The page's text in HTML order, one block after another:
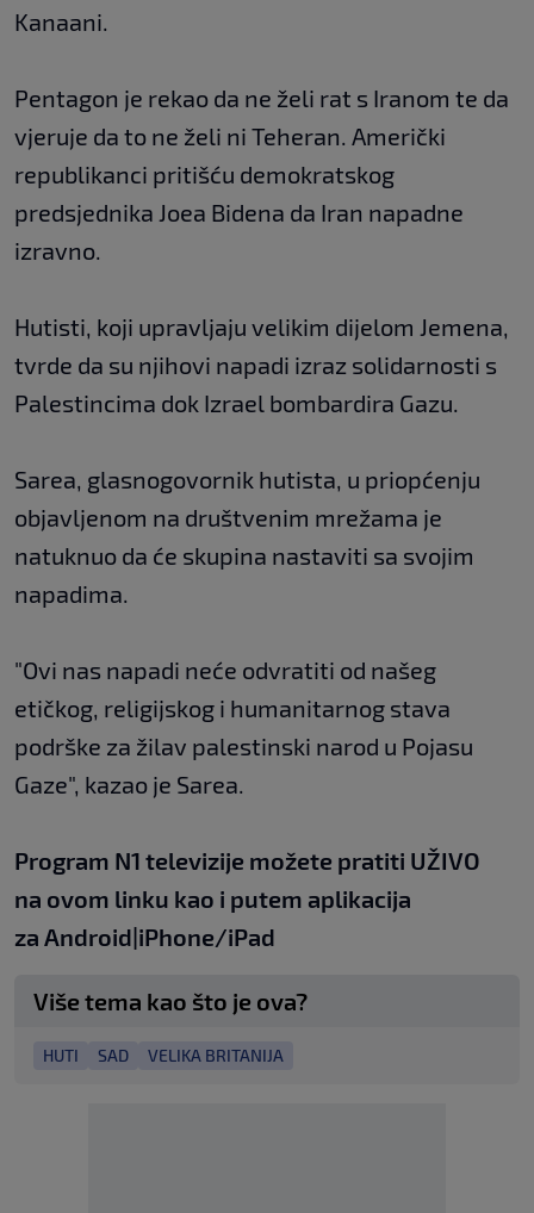
Kanaani.
Pentagon je rekao da ne želi rat s Iranom te da
vjeruje da to ne želi ni Teheran. Američki
republikanci pritišću demokratskog
predsjednika Joea Bidena da Iran napadne
izravno.
Hutisti, koji upravljaju velikim dijelom Jemena,
tvrde da su njihovi napadi izraz solidarnosti s
Palestincima dok Izrael bombardira Gazu.
Sarea, glasnogovornik hutista, u priopćenju
objavljenom na društvenim mrežama je
natuknuo da će skupina nastaviti sa svojim
napadima.
"Ovi nas napadi neće odvratiti od našeg
etičkog, religijskog i humanitarnog stava
podrške za žilav palestinski narod u Pojasu
Gaze", kazao je Sarea.
Program N1 televizije možete pratiti UŽIVO
na ovom linku kao i putem aplikacija
za Android|iPhone/iPad
Više tema kao što je ova?
HUTI SAD VELIKA BRITANIJA